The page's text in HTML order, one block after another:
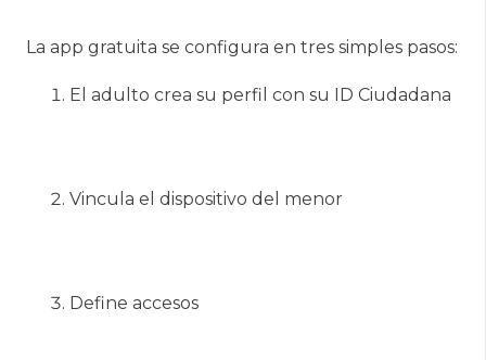
La app gratuita se configura en tres simples pasos:
El adulto crea su perfil con su ID Ciudadana
Vincula el dispositivo del menor
Define accesos